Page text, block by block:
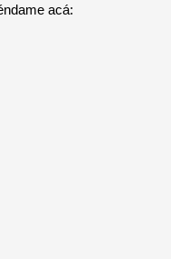
acá: